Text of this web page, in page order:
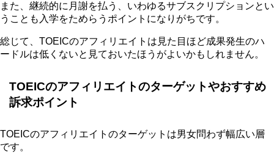
また、継続的に月謝を払う、いわゆるサブスクリプションとい
うことも入学をためらうポイントになりがちです。
総じて、TOEICのアフィリエイトは見た目ほど成果発生のハ
ードルは低くないと見ておいたほうがよいかもしれません。
TOEICのアフィリエイトのターゲットやおすすめ
訴求ポイント
TOEICのアフィリエイトのターゲットは男女問わず幅広い層
です。